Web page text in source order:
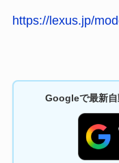
https://lexus.jp/
Googleで最新自